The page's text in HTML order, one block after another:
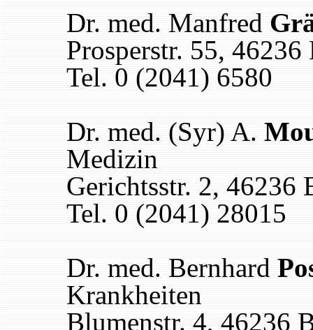
Dr. med. Manfred
Prosperstr. 55,
Tel. 0 (2041) 6580
Dr. med. (Syr) A.
Medizin
Gerichtsstr. 2, 46236
Tel. 0 (2041) 28015
Dr. med. Bernhard
Krankheiten
Blumenstr. 4, 46236